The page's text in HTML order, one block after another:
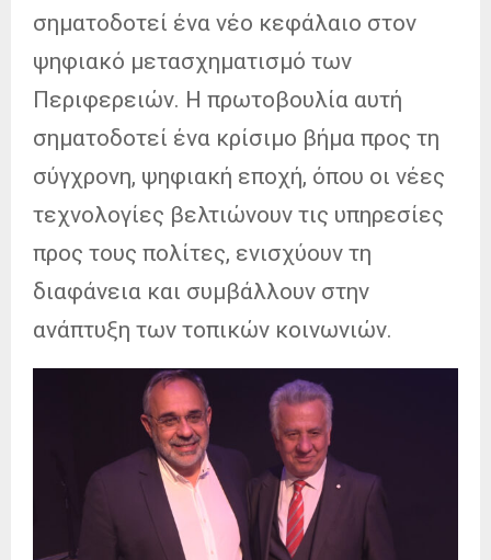
σηματοδοτεί ένα νέο κεφάλαιο στον
ψηφιακό μετασχηματισμό των
Περιφερειών. Η πρωτοβουλία αυτή
σηματοδοτεί ένα κρίσιμο βήμα προς τη
σύγχρονη, ψηφιακή εποχή, όπου οι νέες
τεχνολογίες βελτιώνουν τις υπηρεσίες
προς τους πολίτες, ενισχύουν τη
διαφάνεια και συμβάλλουν στην
ανάπτυξη των τοπικών κοινωνιών.